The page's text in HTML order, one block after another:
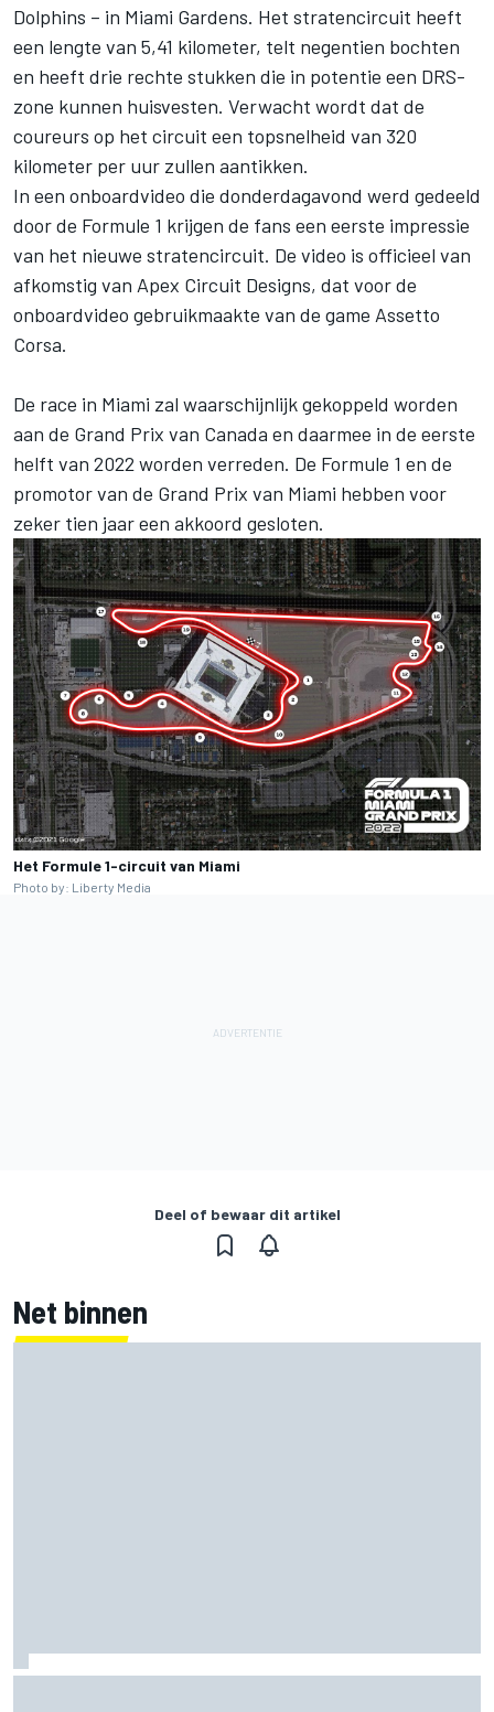
Dolphins – in Miami Gardens. Het stratencircuit heeft
een lengte van 5,41 kilometer, telt negentien bochten
en heeft drie rechte stukken die in potentie een DRS-
zone kunnen huisvesten. Verwacht wordt dat de
coureurs op het circuit een topsnelheid van 320
kilometer per uur zullen aantikken.
In een onboardvideo die donderdagavond werd gedeeld
door de Formule 1 krijgen de fans een eerste impressie
van het nieuwe stratencircuit. De video is officieel van
afkomstig van Apex Circuit Designs, dat voor de
onboardvideo gebruikmaakte van de game Assetto
Corsa.
De race in Miami zal waarschijnlijk gekoppeld worden
aan de Grand Prix van Canada en daarmee in de eerste
helft van 2022 worden verreden. De Formule 1 en de
promotor van de Grand Prix van Miami hebben voor
zeker tien jaar een akkoord gesloten.
Het Formule 1-circuit van Miami
Photo by: Liberty Media
Deel of bewaar dit artikel
Net binnen